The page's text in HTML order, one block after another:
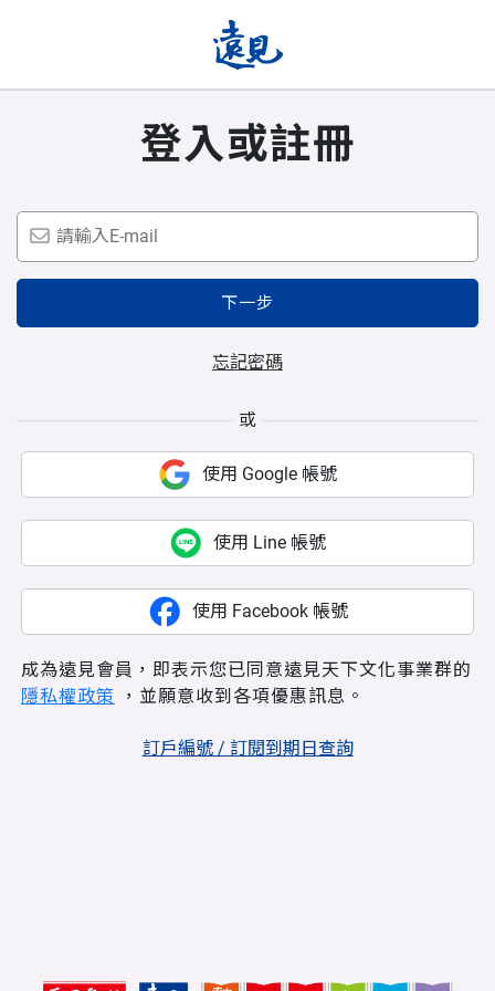
登入或註冊
下一步
忘記密碼
或
使用 Google 帳號
使用 Line 帳號
使用 Facebook 帳號
成為遠見會員，即表示您已同意遠見天下文化事業群的
隱私權政策 ，並願意收到各項優惠訊息。
訂戶編號 / 訂閱到期日查詢